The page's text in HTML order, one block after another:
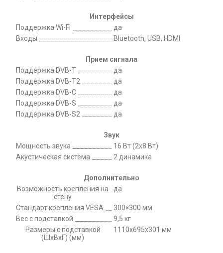
Интерфейсы
Поддержка Wi-Fi
да
Входы
Bluetooth, USB, HDMI
Прием сигнала
Поддержка DVB-T
да
Поддержка DVB-T2
да
Поддержка DVB-C
да
Поддержка DVB-S
да
Поддержка DVB-S2
да
Звук
Мощность звука
16 Вт (2x8 Вт)
Акустическая система
2 динамика
Дополнительно
Возможность крепления на
стену
да
Стандарт крепления VESA
300×300 мм
Вес с подставкой
9,5 кг
Размеры с подставкой
(ШxВxГ) (мм)
1110х695х301 мм